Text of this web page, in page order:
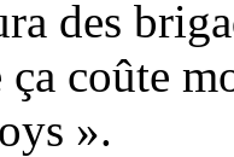
des
coûte
».